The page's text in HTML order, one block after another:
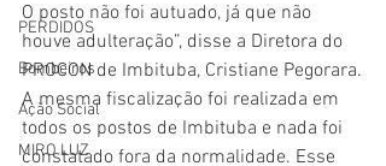
PERDIDOS
Bombeiros
Ação Social
MIRO LUZ
O posto não foi autuado, já que não
houve adulteração”, disse a Diretora do
PROCON de Imbituba, Cristiane Pegorara.
A mesma fiscalização foi realizada em
todos os postos de Imbituba e nada foi
constatado fora da normalidade. Esse